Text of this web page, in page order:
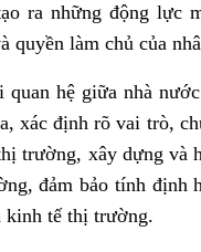
ra những động lực
làm chủ của
hệ giữa nhà nước
xác định rõ vai trò,
trường, xây dựng và
đảm bảo tính định
kinh tế thị trường.